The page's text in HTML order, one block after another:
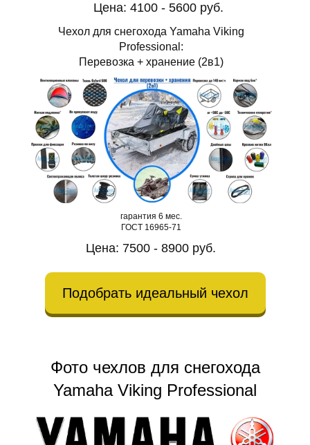
Цена: 4100 - 5600 руб.
Чехол для снегохода Yamaha Viking
Professional:
Перевозка + хранение (2в1)
гарантия 6 мес.
ГОСТ 16965-71
Цена: 7500 - 8900 руб.
Подобрать идеальный чехол
Фото чехлов для снегохода
Yamaha Viking Professional